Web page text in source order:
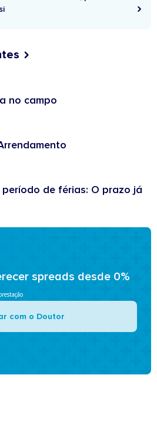
no campo
de férias: O prazo já
spreads desde 0%
com o Doutor